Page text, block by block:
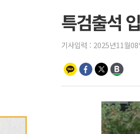
특검출석
기사입력 : 2025년11월